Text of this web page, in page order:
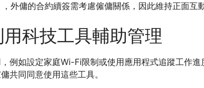
，外傭的合約續簽需考慮僱傭關係，因此維持正面互
科技工具輔助管理
例如設定家庭Wi-Fi限制或使用應用程式追蹤工作進
共同同意使用這些工具。